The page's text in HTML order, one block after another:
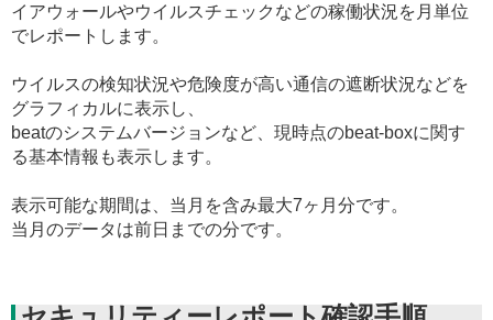
イアウォールやウイルスチェックなどの稼働状況を月単位
でレポートします。
ウイルスの検知状況や危険度が高い通信の遮断状況などを
グラフィカルに表示し、
beatのシステムバージョンなど、現時点のbeat-boxに関す
る基本情報も表示します。
表示可能な期間は、当月を含み最大7ヶ月分です。
当月のデータは前日までの分です。